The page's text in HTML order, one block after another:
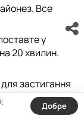
Все
у
20 хвилин.
для застигання
Добре